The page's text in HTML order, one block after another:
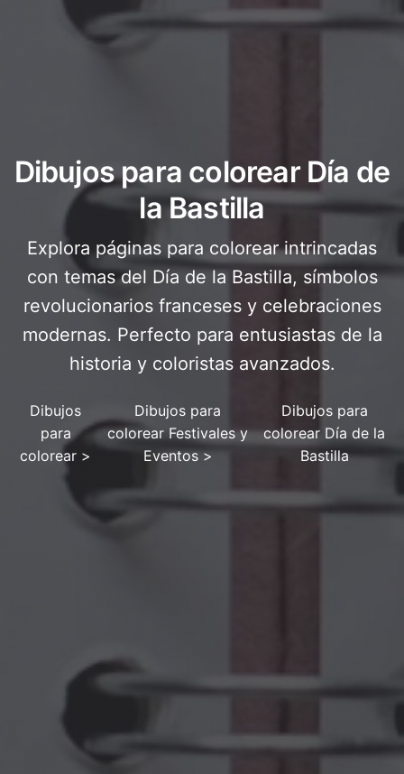
Dibujos para colorear Día de
la Bastilla
Explora páginas para colorear intrincadas
con temas del Día de la Bastilla, símbolos
revolucionarios franceses y celebraciones
modernas. Perfecto para entusiastas de la
historia y coloristas avanzados.
Dibujos
para
colorear >
Dibujos para
colorear Festivales y
Eventos>
Dibujos para
colorear Día de la
Bastilla